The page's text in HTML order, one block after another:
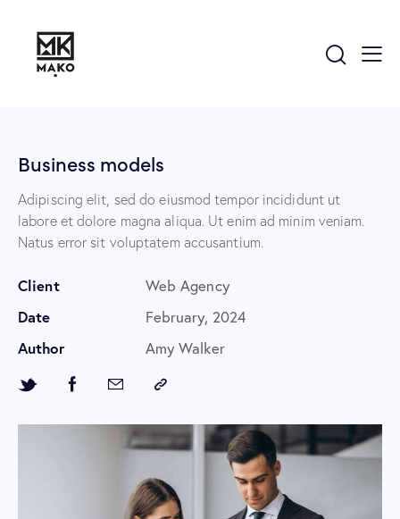
Business models
Adipiscing elit, sed do eiusmod tempor incididunt ut
labore et dolore magna aliqua. Ut enim ad minim veniam.
Natus error sit voluptatem accusantium.
Client
Web Agency
Date
February, 2024
Author
Amy Walker